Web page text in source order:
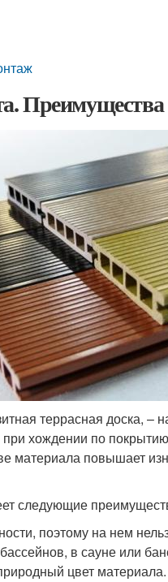
террасная доска, –
хождении по
материала повышает
следующие
поэтому на нем
в сауне или
цвет материала.